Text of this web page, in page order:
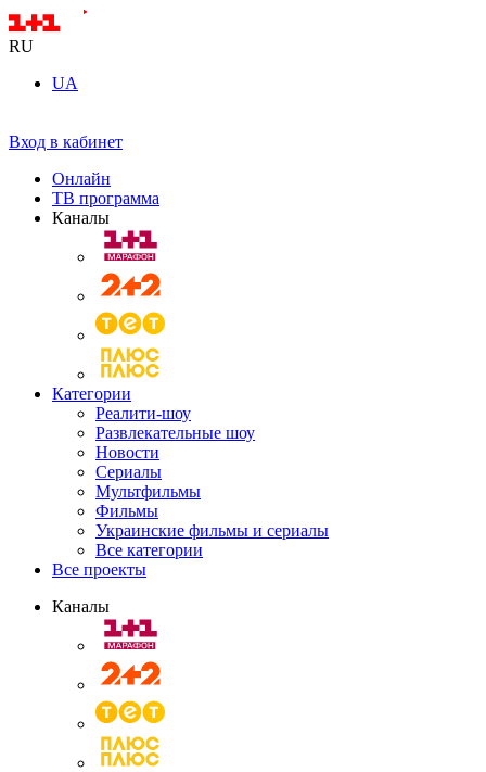
RU
UA
Вход в кабинет
Онлайн
ТВ программа
Каналы
Категории
Реалити-шоу
Развлекательные шоу
Новости
Сериалы
Мультфильмы
Фильмы
Украинские фильмы и сериалы
Все категории
Все проекты
Каналы